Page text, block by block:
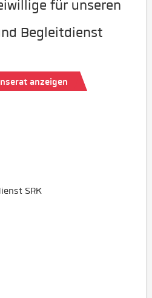
für unseren
Begleitdienst
anzeigen
SRK